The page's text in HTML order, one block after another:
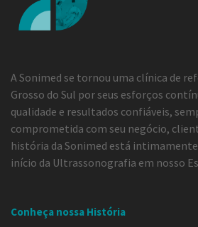
A Sonimed se tornou uma clínica de
Grosso do Sul por seus esforços
qualidade e resultados confiáveis,
comprometida com seu negócio,
história da Sonimed está
início da Ultrassonografia em nosso
Conheça nossa História